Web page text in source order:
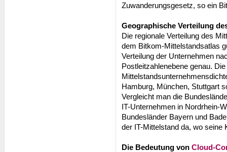
Zuwanderungsgesetz, so ein
Geographische Verteilung
Die regionale Verteilung des
dem Bitkom-Mittelstandsatlas
Verteilung der Unternehmen
Postleitzahlenebene genau.
Hamburg, München, Stuttgart
Vergleicht man die
IT-Unternehmen in Nordrhein-
Bundesländer Bayern und
der IT-Mittelstand da, wo seine
Die Bedeutung von Cloud-